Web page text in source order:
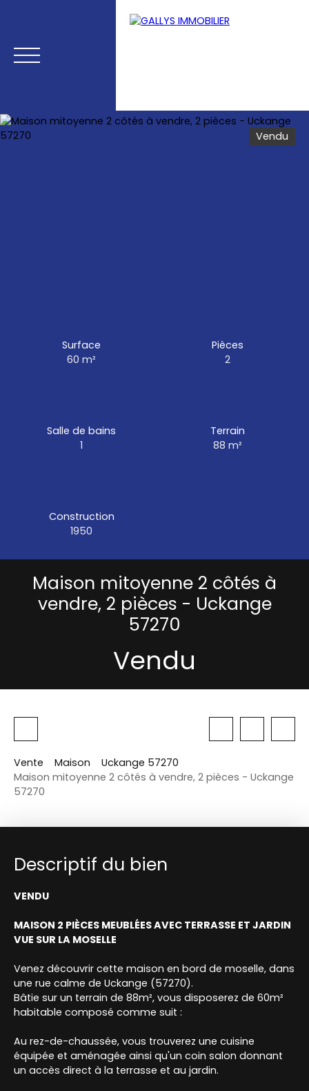
Vendu
Surface
60m²
Pièces
2
Salle de bains
1
Terrain
88 m²
Construction
1950
Maison mitoyenne 2 côtés à
vendre, 2 pièces - Uckange
57270
Vendu
Vente Maison
Uckange 57270
Maison mitoyenne 2 côtés à vendre, 2 pièces - Uckange
57270
Descriptif du bien
VENDU
MAISON 2 PIÈCES MEUBLÉES AVEC TERRASSE ET JARDIN
VUE SUR LA MOSELLE
Venez découvrir cette maison en bord de moselle, dans
une rue calme de Uckange (57270).
Bâtie sur un terrain de 88m², vous disposerez de 60m²
habitable composé comme suit :
Au rez-de-chaussée, vous trouverez une cuisine
équipée et aménagée ainsi qu'un coin salon donnant
un accès direct à la terrasse et au jardin.